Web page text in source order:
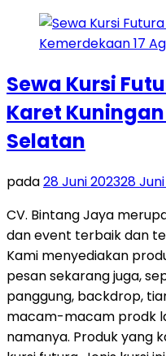
Sewa Kursi
Karet
Selatan
pada28 Juni 202328
CV. Bintang Jaya
dan event terbaik dan
Kami menyediakan
pesan sekarang juga,
panggung, backdrop,
macam-macam prodk
namanya. Produk yang